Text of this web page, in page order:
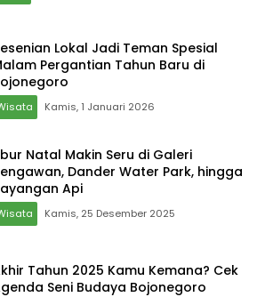
Lokal Jadi Teman Spesial
Pergantian Tahun Baru di
Kamis, 1 Januari 2026
Natal Makin Seru di Galeri
Dander Water Park, hingga
Api
Kamis, 25 Desember 2025
Tahun 2025 Kamu Kemana? Cek
Seni Budaya Bojonegoro